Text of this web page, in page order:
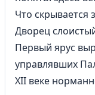
Что скрывается
Дворец
Первый ярус
управлявших
XII веке